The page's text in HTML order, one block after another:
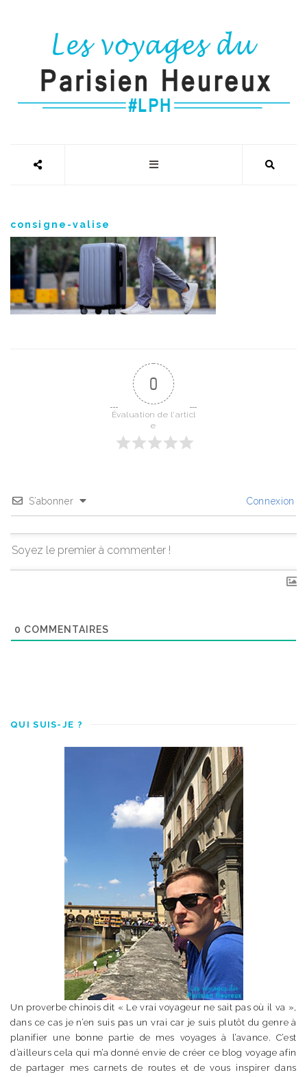
consigne-valise
0
Évaluation de l'articl
e
S’abonner Connexion
0 COMMENTAIRES
QUI SUIS-JE ?
Un proverbe chinois dit « Le vrai voyageur ne sait pas où il va »,
dans ce cas je n’en suis pas un vrai car je suis plutôt du genre à
planifier une bonne partie de mes voyages à l’avance. C’est
d’ailleurs cela qui m’a donné envie de créer ce blog voyage afin
de partager mes carnets de routes et de vous inspirer dans